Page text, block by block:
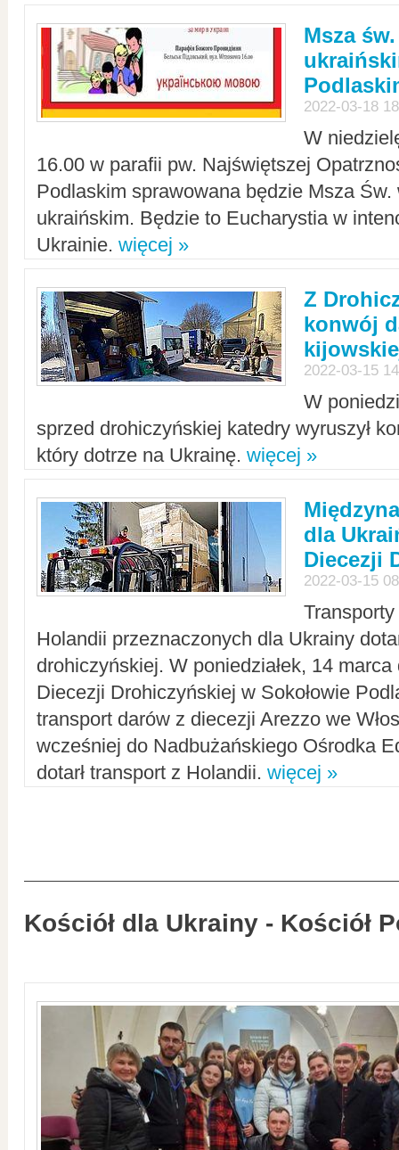
Msza
2022-03-18
W
16.00 w parafii pw. Najświętszej
Podlaskim sprawowana będzie Msza Św.
ukraińskim. Będzie to Eucharystia w
Ukrainie. więcej »
Z
konwój
2022-03-15
W
sprzed drohiczyńskiej katedry wyruszył
który dotrze na Ukrainę. więcej »
dla
Diecezji
2022-03-15
Holandii przeznaczonych dla Ukrainy
drohiczyńskiej. W poniedziałek, 14
Diecezji Drohiczyńskiej w Sokołowie
transport darów z diecezji Arezzo we
wcześniej do Nadbużańskiego Ośrodka
dotarł transport z Holandii. więcej »
Kościół dla Ukrainy - Kościół